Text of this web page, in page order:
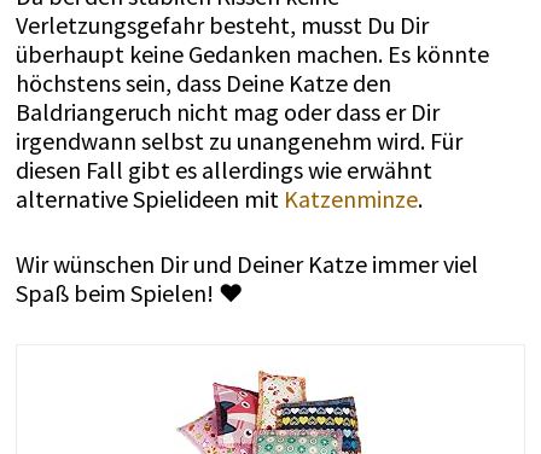
Verletzungsgefahr besteht, musst Du Dir
überhaupt keine Gedanken machen. Es könnte
höchstens sein, dass Deine Katze den
Baldriangeruch nicht mag oder dass er Dir
irgendwann selbst zu unangenehm wird. Für
diesen Fall gibt es allerdings wie erwähnt
alternative Spielideen mit Katzenminze.
Wir wünschen Dir und Deiner Katze immer viel
Spaß beim Spielen! ♥